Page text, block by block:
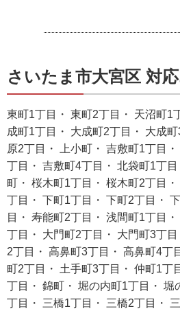
さいたま市大宮区 対
東町1丁目・ 東町2丁目・ 天沼町1
成町1丁目・ 大成町2丁目・ 大成
原2丁目・ 上小町・ 吉敷町1丁目
丁目・ 吉敷町4丁目・ 北袋町1丁目
町・ 桜木町1丁目・ 桜木町2丁目
丁目・ 下町1丁目・ 下町2丁目・
目・ 寿能町2丁目・ 浅間町1丁目
丁目・ 大門町2丁目・ 大門町3丁
2丁目・ 高鼻町3丁目・ 高鼻町4丁
町2丁目・ 土手町3丁目・ 仲町1丁
丁目・ 錦町・ 堀の内町1丁目・ 堀
丁目・ 三橋1丁目・ 三橋2丁目・